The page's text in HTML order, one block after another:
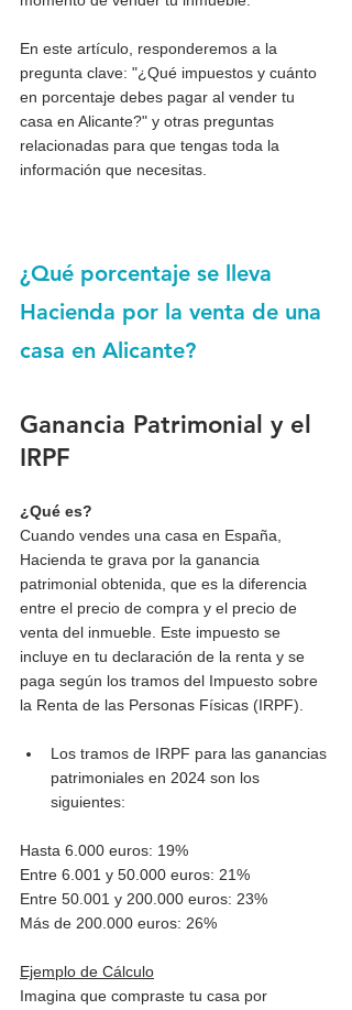
En este artículo, responderemos a la
pregunta clave: "¿Qué impuestos y cuánto
en porcentaje debes pagar al vender tu
casa en Alicante?" y otras preguntas
relacionadas para que tengas toda la
información que necesitas.
¿Qué porcentaje se lleva
Hacienda por la venta de una
casa en Alicante?
Ganancia Patrimonial y el
IRPF
¿Qué es?
Cuando vendes una casa en España,
Hacienda te grava por la ganancia
patrimonial obtenida, que es la diferencia
entre el precio de compra y el precio de
venta del inmueble. Este impuesto se
incluye en tu declaración de la renta y se
paga según los tramos del Impuesto sobre
la Renta de las Personas Físicas (IRPF).
Los tramos de IRPF para las ganancias
patrimoniales en 2024 son los
siguientes:
Hasta 6.000 euros: 19%
Entre 6.001 y 50.000 euros: 21%
Entre 50.001 y 200.000 euros: 23%
Más de 200.000 euros: 26%
Ejemplo de Cálculo
Imagina que compraste tu casa por